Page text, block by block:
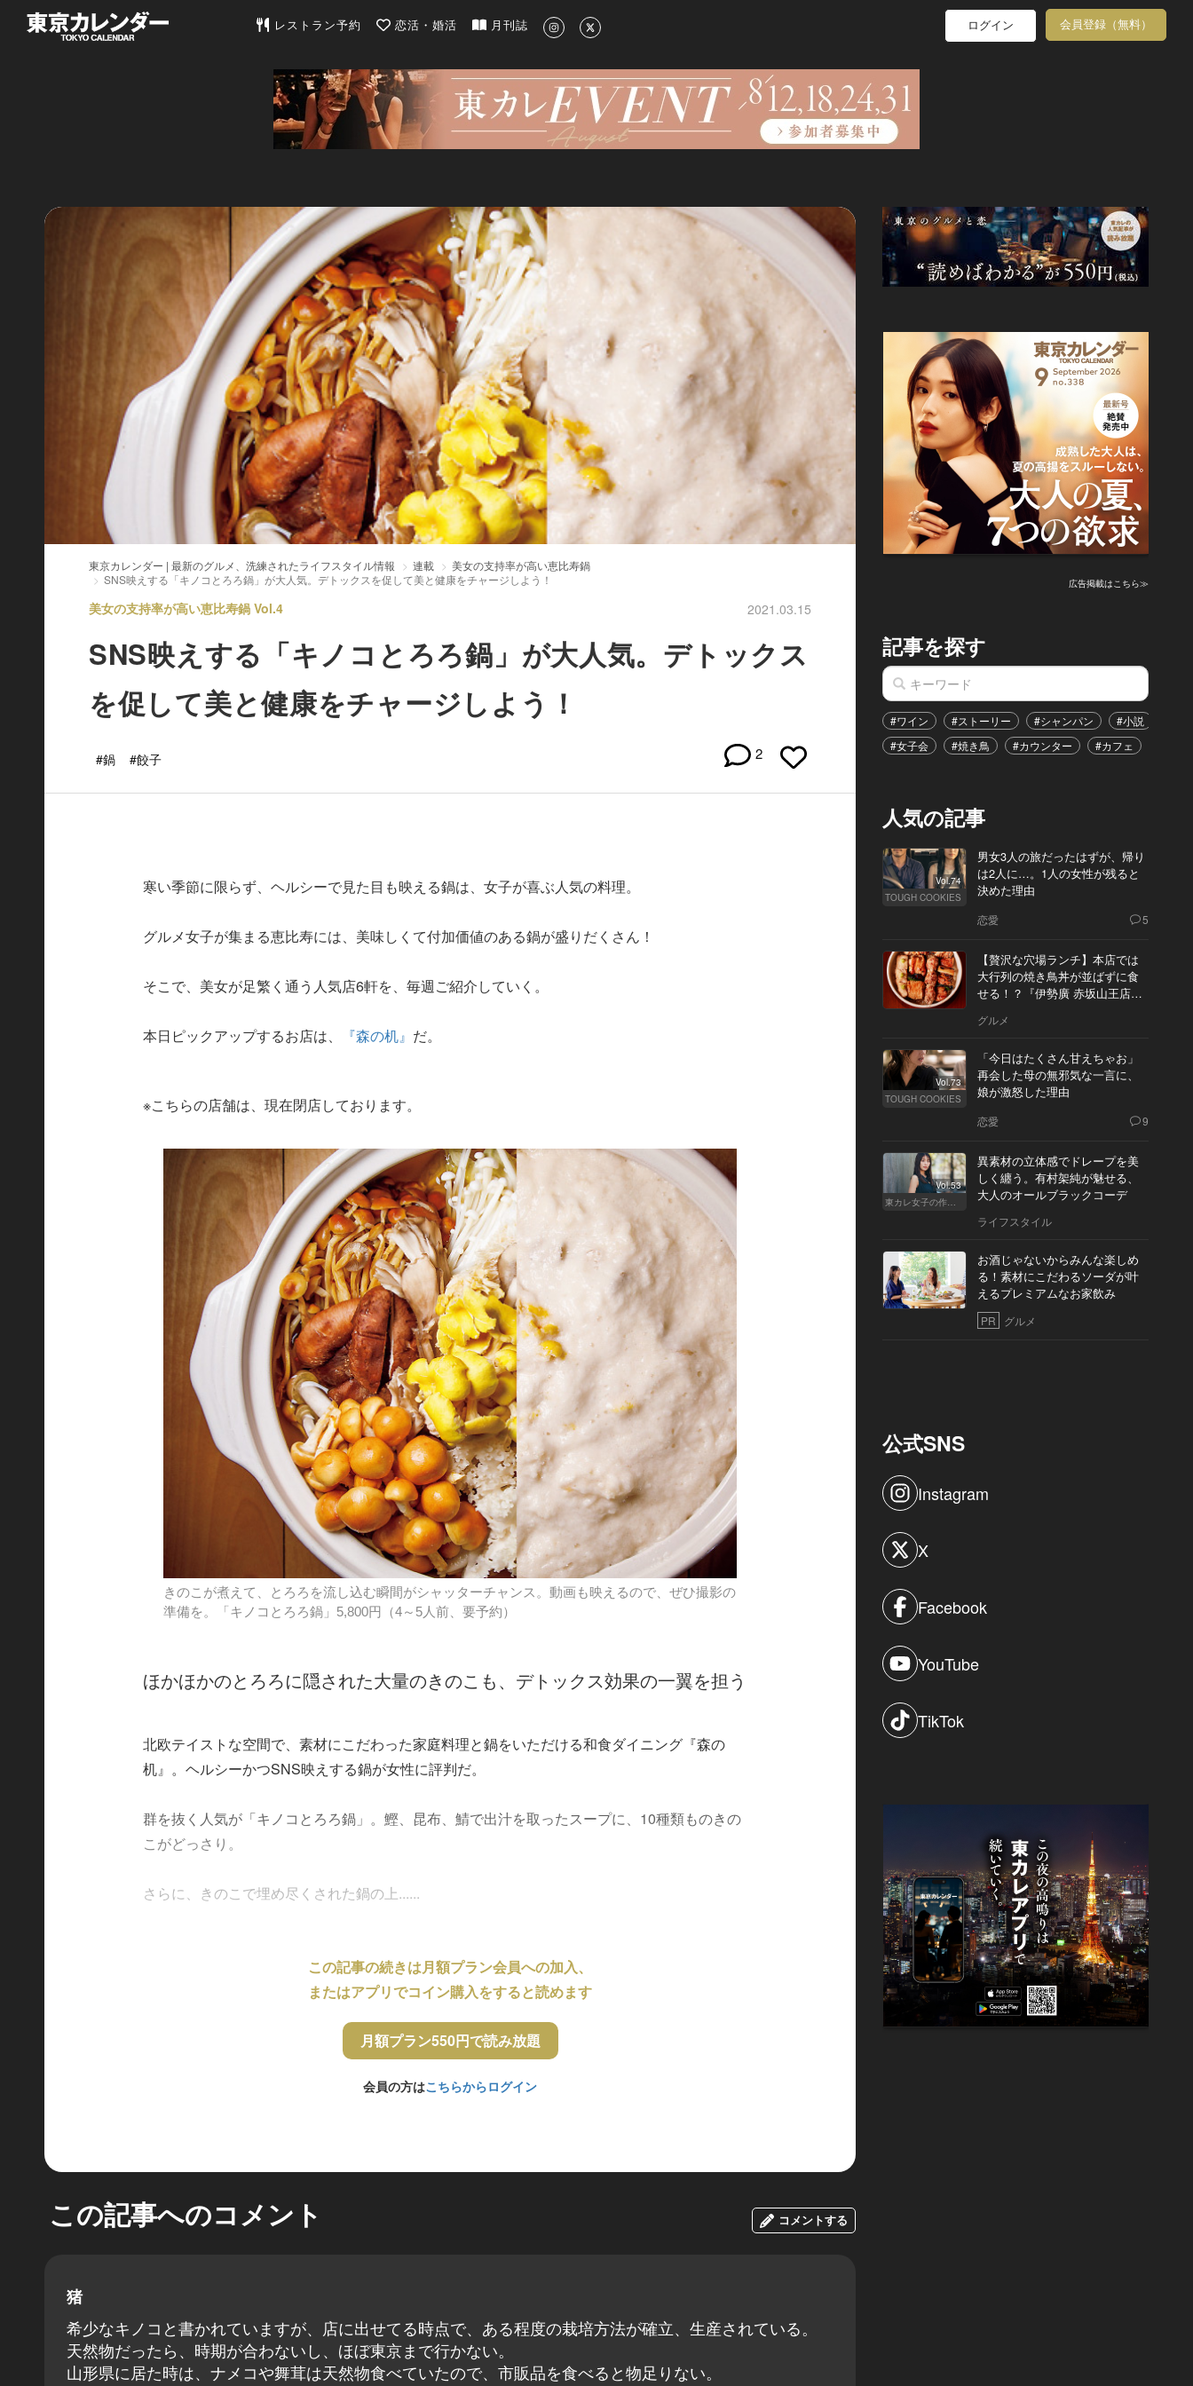
東京カレンダー | 最新のグルメ、洗練されたライフスタイル情報
レストラン予約 恋活・婚活 月刊誌 ログイン 会員登録（無料）
東京カレンダー | 最新のグルメ、洗練されたライフスタイル情報 連載
美女の支持率が高い恵比寿鍋
SNS映えする「キノコとろろ鍋」が大人気。デトックスを促して美と健康をチャージしよう！
美女の支持率が高い恵比寿鍋 Vol.4 2021.03.15
SNS映えする「キノコとろろ鍋」が大人気。デトックス
を促して美と健康をチャージしよう！
#鍋 #餃子 2
寒い季節に限らず、ヘルシーで見た目も映える鍋は、女子が喜ぶ人気の料理。
グルメ女子が集まる恵比寿には、美味しくて付加価値のある鍋が盛りだくさん！
そこで、美女が足繁く通う人気店6軒を、毎週ご紹介していく。
本日ピックアップするお店は、 『森の机』 だ。
※こちらの店舗は、現在閉店しております。
きのこが煮えて、とろろを流し込む瞬間がシャッターチャンス。動画も映えるので、ぜひ撮影の
準備を。「キノコとろろ鍋」5,800円（4～5人前、要予約）
ほかほかのとろろに隠された大量のきのこも、デトックス効果の一翼を担う
北欧テイストな空間で、素材にこだわった家庭料理と鍋をいただける和食ダイニング『森の
机』。ヘルシーかつSNS映えする鍋が女性に評判だ。
群を抜く人気が「キノコとろろ鍋」。鰹、昆布、鯖で出汁を取ったスープに、10種類ものきの
こがどっさり。
さらに、きのこで埋め尽くされた鍋の上......
この記事の続きは月額プラン会員への加入、
またはアプリでコイン購入をすると読めます
月額プラン550円で読み放題
会員の方はこちらからログイン
この記事へのコメント コメントする
猪
希少なキノコと書かれていますが、店に出せてる時点で、ある程度の栽培方法が確立、生産されている。
天然物だったら、時期が合わないし、ほぼ東京まで行かない。
山形県に居た時は、ナメコや舞茸は天然物食べていたので、市販品を食べると物足りない。
広告掲載はこちら≫
記事を探す
#ワイン #ストーリー #シャンパン #小説
#女子会
#焼き鳥 #カウンター #カフェ
人気の記事
Vol.74
TOUGH COOKIES
男女3人の旅だったはずが、帰り
は2人に…。1人の女性が残ると
決めた理由
恋愛 5
【贅沢な穴場ランチ】本店では
大行列の焼き鳥丼が並ばずに食
せる！？『伊勢廣 赤坂山王店』
グルメ
Vol.73
TOUGH COOKIES
「今日はたくさん甘えちゃお」
再会した母の無邪気な一言に、
娘が激怒した理由
恋愛 9
Vol.53
東カレ女子の作り方
異素材の立体感でドレープを美
しく纏う。有村架純が魅せる、
大人のオールブラックコーデ
ライフスタイル
お酒じゃないからみんな楽しめ
る！素材にこだわるソーダが叶
えるプレミアムなお家飲み
PR グルメ
公式SNS
Instagram
X
Facebook
YouTube
TikTok